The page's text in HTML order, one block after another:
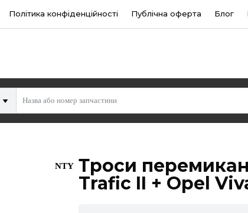
Політика конфіденційності Публічна оферта Блог
NTY Троси
Trafic II + Opel